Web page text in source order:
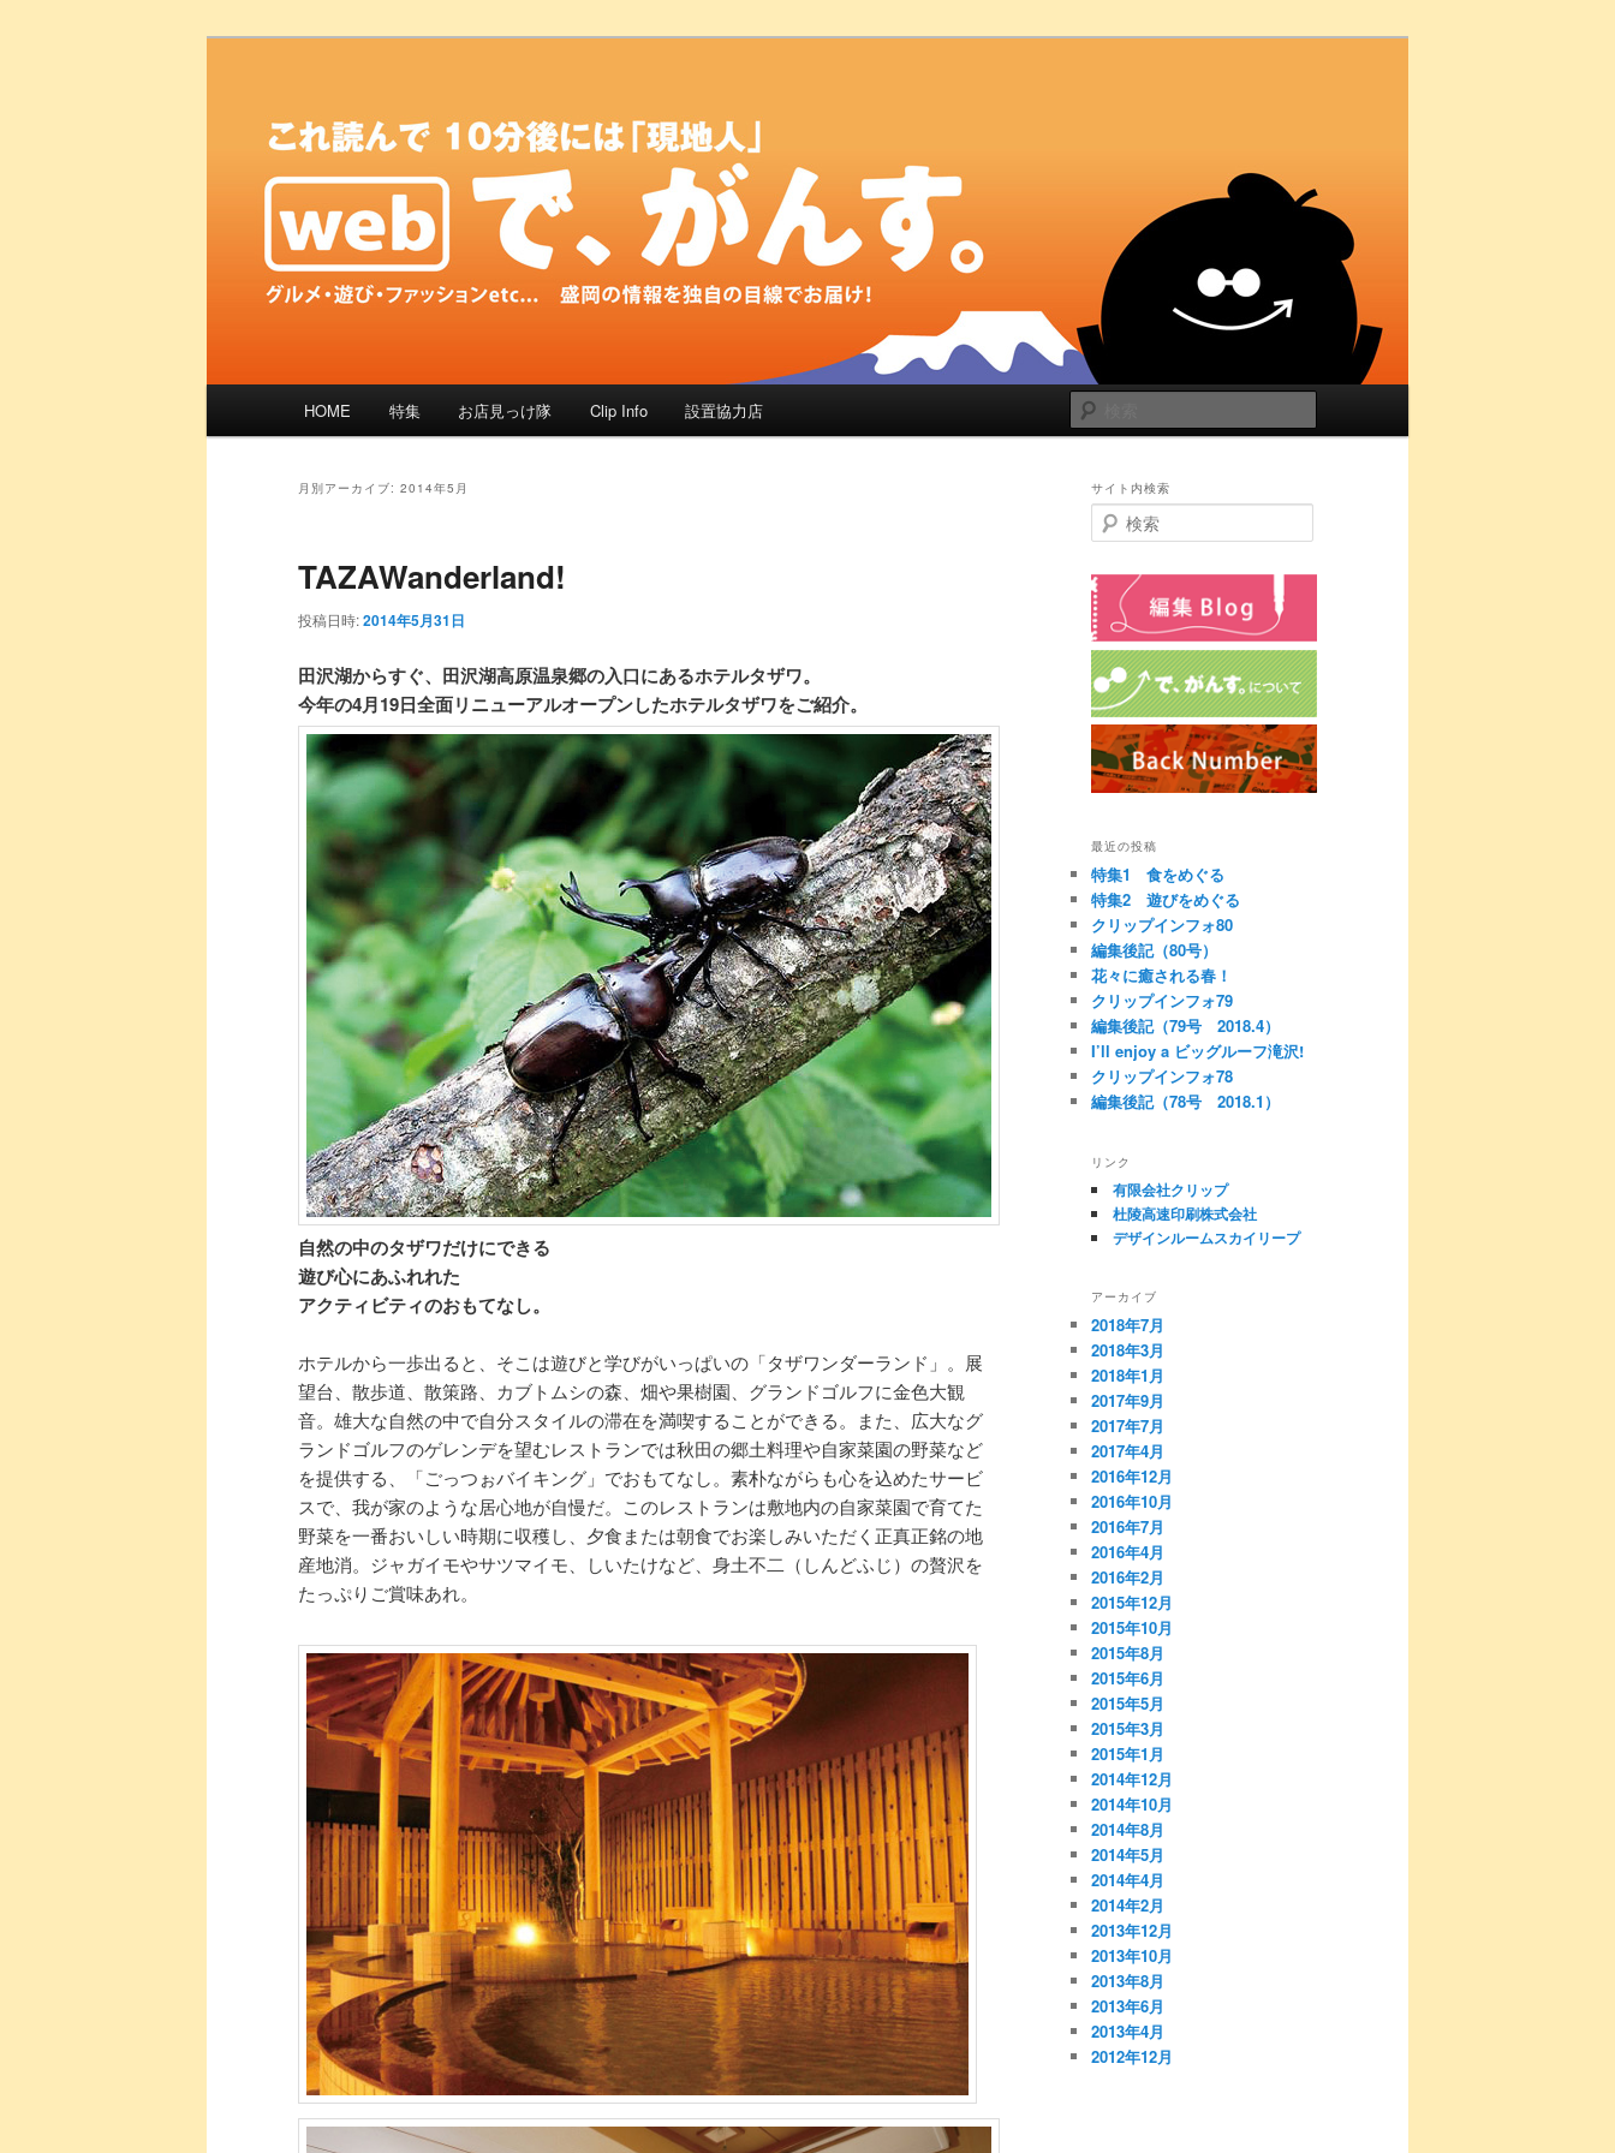
「で、がんす。」
索
HOME 特集 お店見っけ隊 Clip Info 設置協力店
月別アーカイブ: 2014年5月
TAZAWanderland!
投稿日時:2014年5月31日
田沢湖からすぐ、田沢湖高原温泉郷の入口にあるホテルタザワ。
今年の4月19日全面リニューアルオープンしたホテルタザワをご紹介。
自然の中のタザワだけにできる
遊び心にあふれれた
アクティビティのおもてなし。
ホテルから一歩出ると、そこは遊びと学びがいっぱいの「タザワンダーランド」。展
望台、散歩道、散策路、カブトムシの森、畑や果樹園、グランドゴルフに金色大観
音。雄大な自然の中で自分スタイルの滞在を満喫することができる。また、広大なグ
ランドゴルフのゲレンデを望むレストランでは秋田の郷土料理や自家菜園の野菜など
を提供する、「ごっつぉバイキング」でおもてなし。素朴ながらも心を込めたサービ
スで、我が家のような居心地が自慢だ。このレストランは敷地内の自家菜園で育てた
野菜を一番おいしい時期に収穫し、夕食または朝食でお楽しみいただく正真正銘の地
産地消。ジャガイモやサツマイモ、しいたけなど、身土不二（しんどふじ）の贅沢を
たっぷりご賞味あれ。
サイト内検索
検
索
最近の投稿
特集1 食をめぐる
特集2 遊びをめぐる
クリップインフォ80
編集後記（80号）
花々に癒される春！
クリップインフォ79
編集後記（79号 2018.4）
I’ll enjoy a ビッグルーフ滝沢!
クリップインフォ78
編集後記（78号 2018.1）
リンク
有限会社クリップ
杜陵高速印刷株式会社
デザインルームスカイリープ
アーカイブ
2018年7月
2018年3月
2018年1月
2017年9月
2017年7月
2017年4月
2016年12月
2016年10月
2016年7月
2016年4月
2016年2月
2015年12月
2015年10月
2015年8月
2015年6月
2015年5月
2015年3月
2015年1月
2014年12月
2014年10月
2014年8月
2014年5月
2014年4月
2014年2月
2013年12月
2013年10月
2013年8月
2013年6月
2013年4月
2012年12月